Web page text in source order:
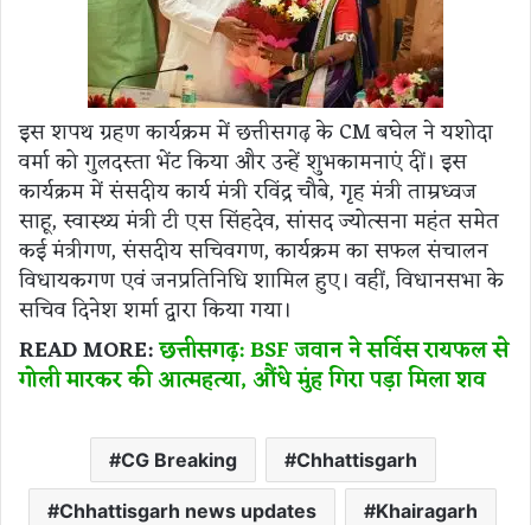
इस शपथ ग्रहण कार्यक्रम में छत्तीसगढ़ के CM बघेल ने यशोदा
वर्मा को गुलदस्ता भेंट किया और उन्हें शुभकामनाएं दीं। इस
कार्यक्रम में संसदीय कार्य मंत्री रविंद्र चौबे, गृह मंत्री ताम्रध्वज
साहू, स्वास्थ्य मंत्री टी एस सिंहदेव, सांसद ज्योत्सना महंत समेत
कई मंत्रीगण, संसदीय सचिवगण, कार्यक्रम का सफल संचालन
विधायकगण एवं जनप्रतिनिधि शामिल हुए। वहीं, विधानसभा के
सचिव दिनेश शर्मा द्वारा किया गया।
READ MORE:छत्तीसगढ़: BSF जवान ने सर्विस रायफल से
गोली मारकर की आत्महत्या, औंधे मुंह गिरा पड़ा मिला शव
CG Breaking Chhattisgarh
Chhattisgarh news updates Khairagarh